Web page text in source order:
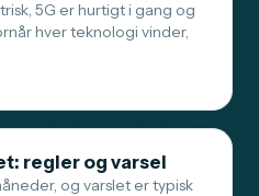
5G er hurtigt i gang og
hver teknologi vinder,
regler og varsel
og varslet er typisk